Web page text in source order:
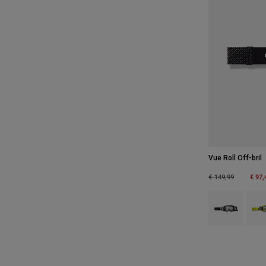
Vue Roll Off-bril
Price reduced
€ 149,99to €